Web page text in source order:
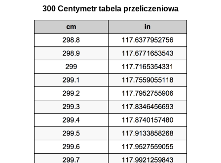
300 Centymetr tabela przeliczeniowa